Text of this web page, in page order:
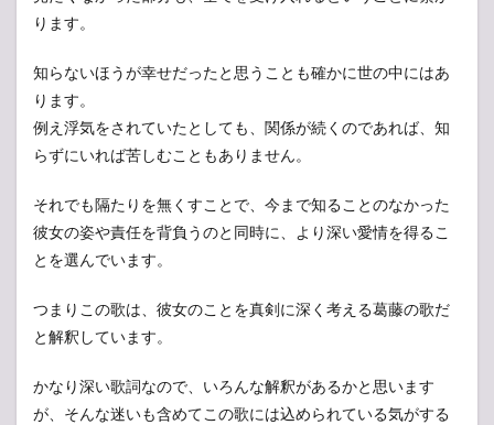
ります。
知らないほうが幸せだったと思うことも確かに世の中にはあ
ります。
例え浮気をされていたとしても、関係が続くのであれば、知
らずにいれば苦しむこともありません。
それでも隔たりを無くすことで、今まで知ることのなかった
彼女の姿や責任を背負うのと同時に、より深い愛情を得るこ
とを選んでいます。
つまりこの歌は、彼女のことを真剣に深く考える葛藤の歌だ
と解釈しています。
かなり深い歌詞なので、いろんな解釈があるかと思います
が、そんな迷いも含めてこの歌には込められている気がする